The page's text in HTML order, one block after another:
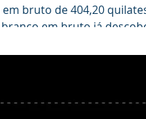
bruto de 404,20
em bruto já